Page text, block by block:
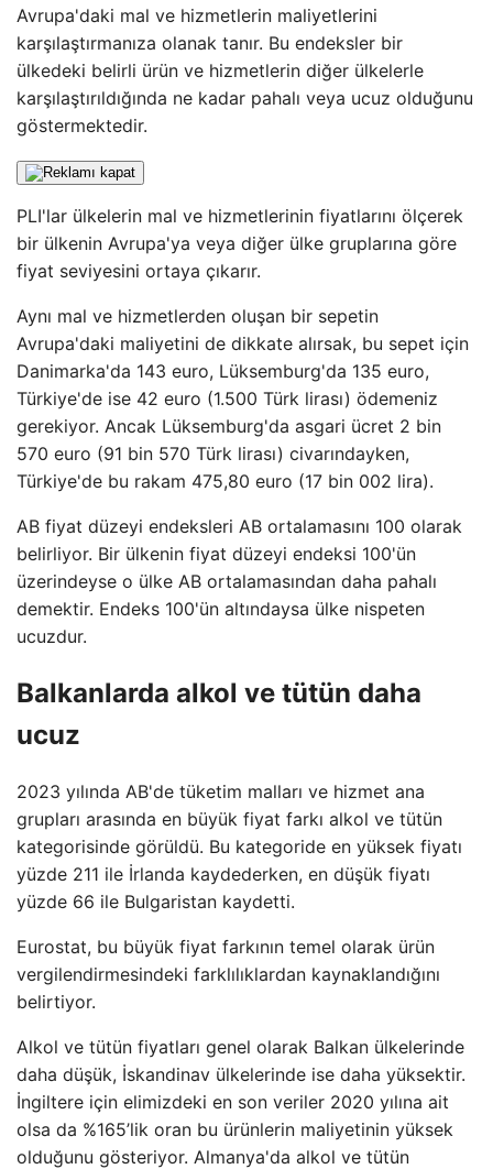
Avrupa'daki mal ve hizmetlerin maliyetlerini
karşılaştırmanıza olanak tanır. Bu endeksler bir
ülkedeki belirli ürün ve hizmetlerin diğer ülkelerle
karşılaştırıldığında ne kadar pahalı veya ucuz olduğunu
göstermektedir.
PLI'lar ülkelerin mal ve hizmetlerinin fiyatlarını ölçerek
bir ülkenin Avrupa'ya veya diğer ülke gruplarına göre
fiyat seviyesini ortaya çıkarır.
Aynı mal ve hizmetlerden oluşan bir sepetin
Avrupa'daki maliyetini de dikkate alırsak, bu sepet için
Danimarka'da 143 euro, Lüksemburg'da 135 euro,
Türkiye'de ise 42 euro (1.500 Türk lirası) ödemeniz
gerekiyor. Ancak Lüksemburg'da asgari ücret 2 bin
570 euro (91 bin 570 Türk lirası) civarındayken,
Türkiye'de bu rakam 475,80 euro (17 bin 002 lira).
AB fiyat düzeyi endeksleri AB ortalamasını 100 olarak
belirliyor. Bir ülkenin fiyat düzeyi endeksi 100'ün
üzerindeyse o ülke AB ortalamasından daha pahalı
demektir. Endeks 100'ün altındaysa ülke nispeten
ucuzdur.
Balkanlarda alkol ve tütün daha
ucuz
2023 yılında AB'de tüketim malları ve hizmet ana
grupları arasında en büyük fiyat farkı alkol ve tütün
kategorisinde görüldü. Bu kategoride en yüksek fiyatı
yüzde 211 ile İrlanda kaydederken, en düşük fiyatı
yüzde 66 ile Bulgaristan kaydetti.
Eurostat, bu büyük fiyat farkının temel olarak ürün
vergilendirmesindeki farklılıklardan kaynaklandığını
belirtiyor.
Alkol ve tütün fiyatları genel olarak Balkan ülkelerinde
daha düşük, İskandinav ülkelerinde ise daha yüksektir.
İngiltere için elimizdeki en son veriler 2020 yılına ait
olsa da %165’lik oran bu ürünlerin maliyetinin yüksek
olduğunu gösteriyor. Almanya'da alkol ve tütün